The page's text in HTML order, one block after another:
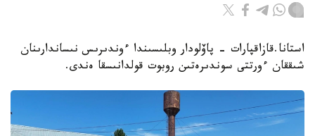
استانا.قازاقپارات - پاۆلودار وبلىسىندا ءوندىرىس نىساندارىنان
شىققان ءورتتى سوندىرەتىن روبوت قولدانىسقا ەندى.